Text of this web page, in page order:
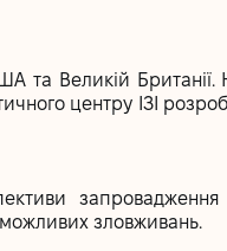
та Великій
центру ІЗІ
можливих зловживань.